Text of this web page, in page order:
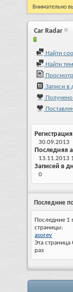
Внимательно
Car Radar
Найти
Найти
Просмотр
Записи в
Регистрация
30.09.2013
Последняя
13.11.2013
Записей в
0
Последние
Последние 1
страницы:
asorev
Эта
раз